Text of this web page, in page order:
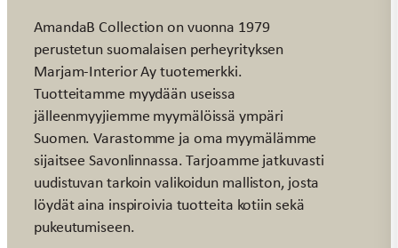
AmandaB Collection on vuonna 1979
perustetun suomalaisen perheyrityksen
Marjam-Interior Ay tuotemerkki.
Tuotteitamme myydään useissa
jälleenmyyjiemme myymälöissä ympäri
Suomen. Varastomme ja oma myymälämme
sijaitsee Savonlinnassa. Tarjoamme jatkuvasti
uudistuvan tarkoin valikoidun malliston, josta
löydät aina inspiroivia tuotteita kotiin sekä
pukeutumiseen.